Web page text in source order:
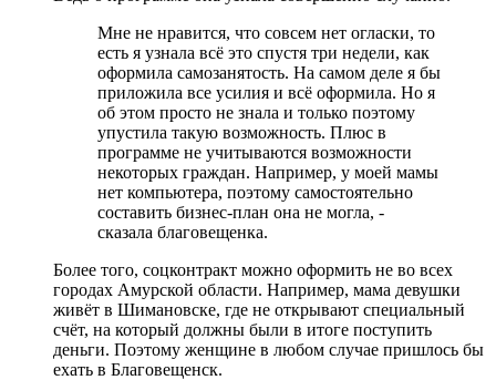
Мне не нравится, что совсем нет огласки, то
есть я узнала всё это спустя три недели, как
оформила самозанятость. На самом деле я бы
приложила все усилия и всё оформила. Но я
об этом просто не знала и только поэтому
упустила такую возможность. Плюс в
программе не учитываются возможности
некоторых граждан. Например, у моей мамы
нет компьютера, поэтому самостоятельно
составить бизнес-план она не могла, -
сказала благовещенка.
Более того, соцконтракт можно оформить не во всех
городах Амурской области. Например, мама девушки
живёт в Шимановске, где не открывают специальный
счёт, на который должны были в итоге поступить
деньги. Поэтому женщине в любом случае пришлось бы
ехать в Благовещенск.